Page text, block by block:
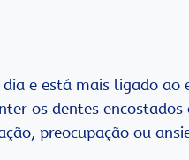
e está mais ligado ao
os dentes
preocupação ou